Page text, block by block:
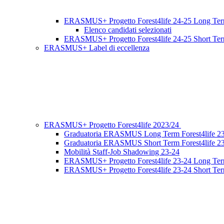
ERASMUS+ Progetto Forest4life 24-25 Long
Elenco candidati selezionati
ERASMUS+ Progetto Forest4life 24-25 Short
ERASMUS+ Label di eccellenza
ERASMUS+ Progetto Forest4life 2023/24
Graduatoria ERASMUS Long Term Forest4life
Graduatoria ERASMUS Short Term Forest4life
Mobilità Staff-Job Shadowing 23-24
ERASMUS+ Progetto Forest4life 23-24 Long
ERASMUS+ Progetto Forest4life 23-24 Short